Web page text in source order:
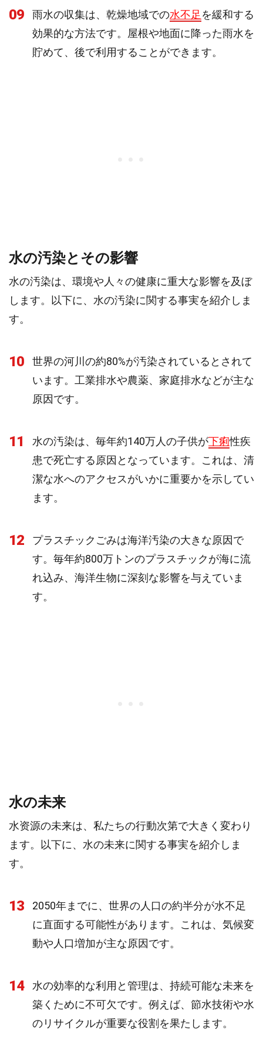
09 雨水の収集は、乾燥地域での水不足 を緩和する
効果的な方法です。屋根や地面に降った雨水を
貯めて、後で利用することができます。
水の汚染とその影響
水の汚染は、環境や人々の健康に重大な影響を及ぼ
します。以下に、水の汚染に関する事実を紹介しま
す。
10
世界の河川の約80%が汚染されているとされて
います。工業排水や農薬、家庭排水などが主な
原因です。
11 水の汚染は、毎年約140万人の子供が下痢性疾
患で死亡する原因となっています。これは、清
潔な水へのアクセスがいかに重要かを示してい
ます。
12
プラスチックごみは海洋汚染の大きな原因で
す。毎年約800万トンのプラスチックが海に流
れ込み、海洋生物に深刻な影響を与えていま
す。
水の未来
水资源の未来は、私たちの行動次第で大きく変わり
ます。以下に、水の未来に関する事実を紹介しま
す。
13
2050年までに、世界の人口の約半分が水不足
に直面する可能性があります。これは、気候変
動や人口増加が主な原因です。
14
水の効率的な利用と管理は、持続可能な未来を
築くために不可欠です。例えば、節水技術や水
のリサイクルが重要な役割を果たします。